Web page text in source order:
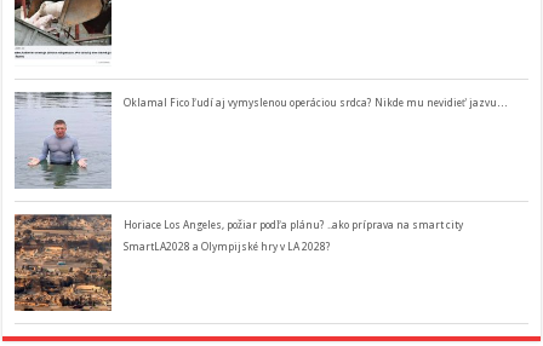
Oklamal Fico ľudí aj vymyslenou operáciou srdca? Nikde mu nevidieť jazvu…
Horiace Los Angeles, požiar podľa plánu? ..ako príprava na smart city
SmartLA2028 a Olympijské hry v LA 2028?